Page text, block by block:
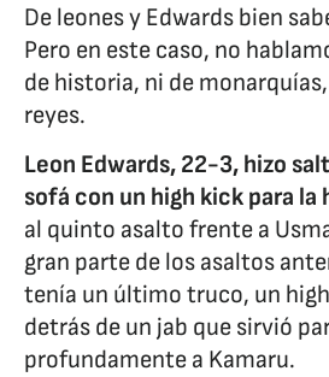
De leones y Edwards bien
Pero en este caso, no
de historia, ni de
reyes.
Leon Edwards, 22-3, hizo
sofá con un high kick para la
al quinto asalto frente a
gran parte de los asaltos
tenía un último truco, un
detrás de un jab que sirvió
profundamente a Kamaru.